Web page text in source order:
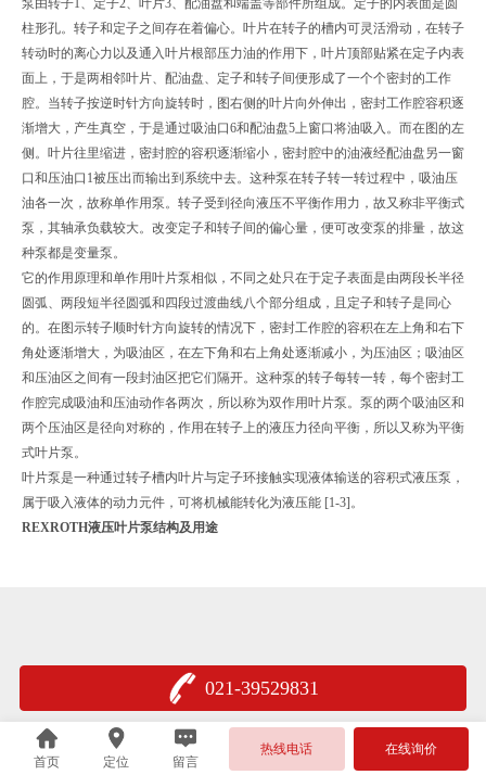
柱形孔。转子和定子之间存在着偏心。叶片在转子的槽内可灵活滑动，在转子
转动时的离心力以及通入叶片根部压力油的作用下，叶片顶部贴紧在定子内表
面上，于是两相邻叶片、配油盘、定子和转子间便形成了一个个密封的工作
腔。当转子按逆时针方向旋转时，图右侧的叶片向外伸出，密封工作腔容积逐
渐增大，产生真空，于是通过吸油口6和配油盘5上窗口将油吸入。而在图的左
侧。叶片往里缩进，密封腔的容积逐渐缩小，密封腔中的油液经配油盘另一窗
口和压油口1被压出而输出到系统中去。这种泵在转子转一转过程中，吸油压
油各一次，故称单作用泵。转子受到径向液压不平衡作用力，故又称非平衡式
泵，其轴承负载较大。改变定子和转子间的偏心量，便可改变泵的排量，故这
种泵都是变量泵。
它的作用原理和单作用叶片泵相似，不同之处只在于定子表面是由两段长半径
圆弧、两段短半径圆弧和四段过渡曲线八个部分组成，且定子和转子是同心
的。在图示转子顺时针方向旋转的情况下，密封工作腔的容积在左上角和右下
角处逐渐增大，为吸油区，在左下角和右上角处逐渐减小，为压油区；吸油区
和压油区之间有一段封油区把它们隔开。这种泵的转子每转一转，每个密封工
作腔完成吸油和压油动作各两次，所以称为双作用叶片泵。泵的两个吸油区和
两个压油区是径向对称的，作用在转子上的液压力径向平衡，所以又称为平衡
式叶片泵。
叶片泵是一种通过转子槽内叶片与定子环接触实现液体输送的容积式液压泵，
属于吸入液体的动力元件，可将机械能转化为液压能 [1-3]。
REXROTH液压叶片泵结构及用途
021-39529831
首页 定位 留言
热线电话 在线询价
沪公网安备 31011402005376号